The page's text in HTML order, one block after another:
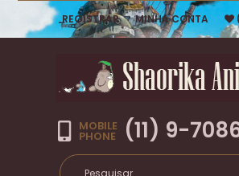
REGISTRAR MINHA CONTA
MOBILE
PHONE (11) 9-